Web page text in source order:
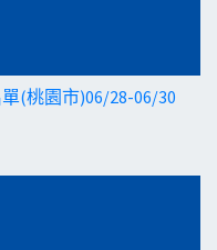
(桃園市)06/28-06/30